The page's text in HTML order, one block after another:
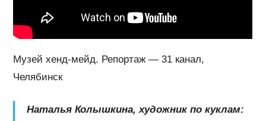
Музей хенд-мейд. Репортаж — 31 канал,
Челябинск
Наталья Колышкина, художник по куклам: